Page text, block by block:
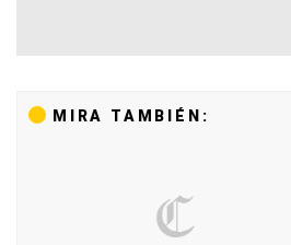
MIRA TAMBIÉN: